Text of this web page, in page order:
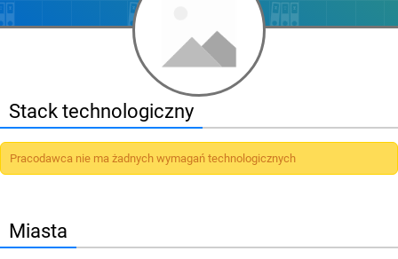
Stack technologiczny
Pracodawca nie ma żadnych wymagań technologicznych
Miasta